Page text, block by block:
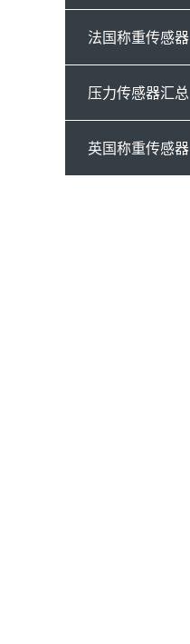
法国称重传感器
压力传感器汇总
英国称重传感器